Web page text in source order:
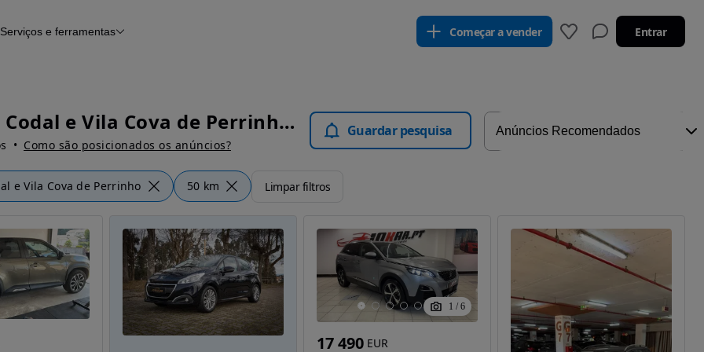
Serviços e ferramentas Começar a vender Entrar
Vila Chã, Codal e Vila Cova de Perrinho - Carros
Como são posicionados os anúncios?
Guardar pesquisa
e Vila Cova de Perrinho 50 km Limpar filtros
1 / 6
17 490 EUR